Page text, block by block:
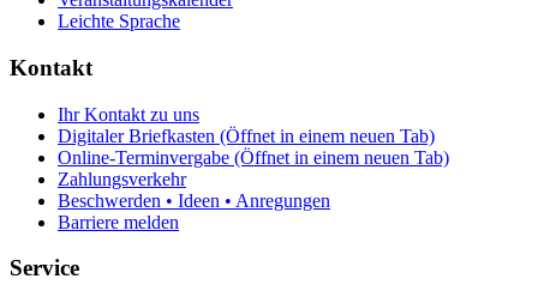
Leichte Sprache
Kontakt
Ihr Kontakt zu uns
Digitaler Briefkasten (Öffnet in einem neuen Tab)
Online-Terminvergabe (Öffnet in einem neuen Tab)
Zahlungsverkehr
Beschwerden • Ideen • Anregungen
Barriere melden
Service